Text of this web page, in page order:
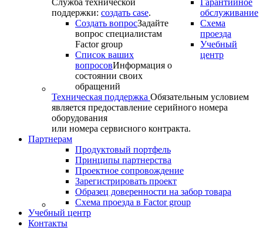
Служба технической
поддержки: создать case.
Создать вопросЗадайте
вопрос специалистам
Factor group
Список ваших
вопросовИнформация о
состоянии своих
обращений
Гарантийное
обслуживание
Схема
проезда
Учебный
центр
Техническая поддержка Обязательным условием
является предоставление серийного номера
оборудования
или номера сервисного контракта.
Партнерам
Продуктовый портфель
Принципы партнерства
Проектное сопровождение
Зарегистрировать проект
Образец доверенности на забор товара
Схема проезда в Factor group
Учебный центр
Контакты